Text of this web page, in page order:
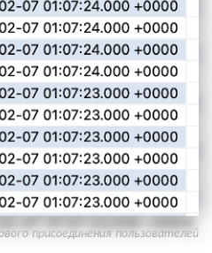
присоединения пользователей